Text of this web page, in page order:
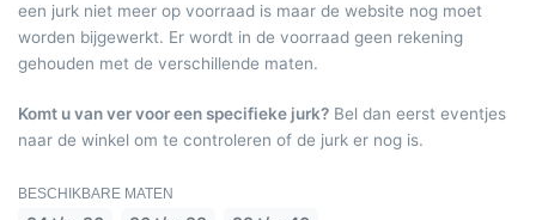
een jurk niet meer op voorraad is maar de website nog moet
worden bijgewerkt. Er wordt in de voorraad geen rekening
gehouden met de verschillende maten.
Komt u van ver voor een specifieke jurk? Bel dan eerst eventjes
naar de winkel om te controleren of de jurk er nog is.
BESCHIKBARE MATEN